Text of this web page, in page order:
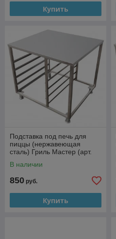
Купить
Подставка под печь для
пиццы (нержавеющая
сталь) Гриль Мастер (арт.
В наличии
850 руб.
Купить